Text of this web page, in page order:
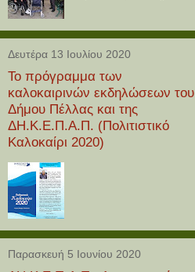
Δευτέρα 13 Ιουλίου 2020
Το πρόγραμμα των
καλοκαιρινών εκδηλώσεων του
Δήμου Πέλλας και της
ΔΗ.Κ.Ε.Π.Α.Π. (Πολιτιστικό
Καλοκαίρι 2020)
Παρασκευή 5 Ιουνίου 2020